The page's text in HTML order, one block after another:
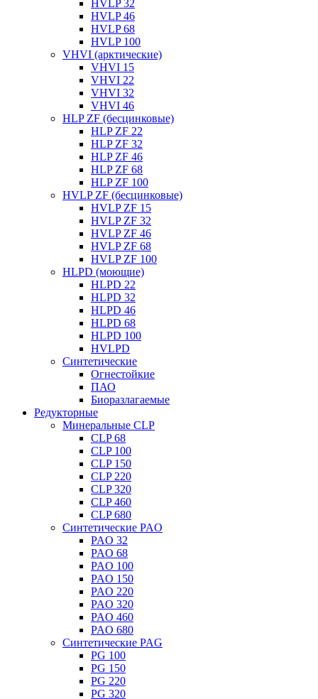
HVLP 32
HVLP 46
HVLP 68
HVLP 100
VHVI (арктические)
VHVI 15
VHVI 22
VHVI 32
VHVI 46
HLP ZF (бесцинковые)
HLP ZF 22
HLP ZF 32
HLP ZF 46
HLP ZF 68
HLP ZF 100
HVLP ZF (бесцинковые)
HVLP ZF 15
HVLP ZF 32
HVLP ZF 46
HVLP ZF 68
HVLP ZF 100
HLPD (моющие)
HLPD 22
HLPD 32
HLPD 46
HLPD 68
HLPD 100
HVLPD
Синтетические
Огнестойкие
ПАО
Биоразлагаемые
Редукторные
Минеральные CLP
CLP 68
CLP 100
CLP 150
CLP 220
CLP 320
CLP 460
CLP 680
Синтетические PAO
PAO 32
PAO 68
PAO 100
PAO 150
PAO 220
PAO 320
PAO 460
PAO 680
Синтетические PAG
PG 100
PG 150
PG 220
PG 320